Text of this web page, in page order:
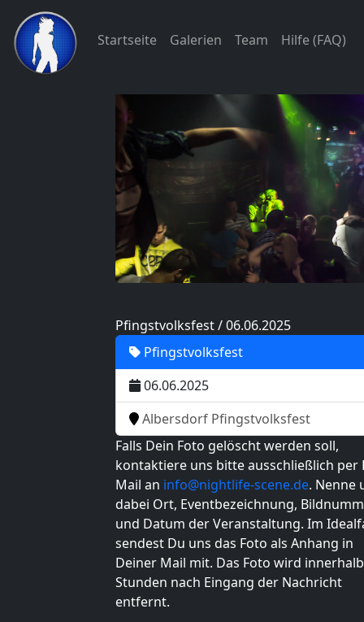
Startseite Galerien Team Hilfe (FAQ)
Pfingstvolksfest / 06.06.2025
Pfingstvolksfest
06.06.2025
Albersdorf Pfingstvolksfest
Falls Dein Foto gelöscht werden soll,
kontaktiere uns bitte ausschließlich per
Mail an info@nightlife-scene.de. Nenne
dabei Ort, Eventbezeichnung,
und Datum der Veranstaltung. Im
sendest Du uns das Foto als Anhang in
Deiner Mail mit. Das Foto wird
Stunden nach Eingang der Nachricht
entfernt.